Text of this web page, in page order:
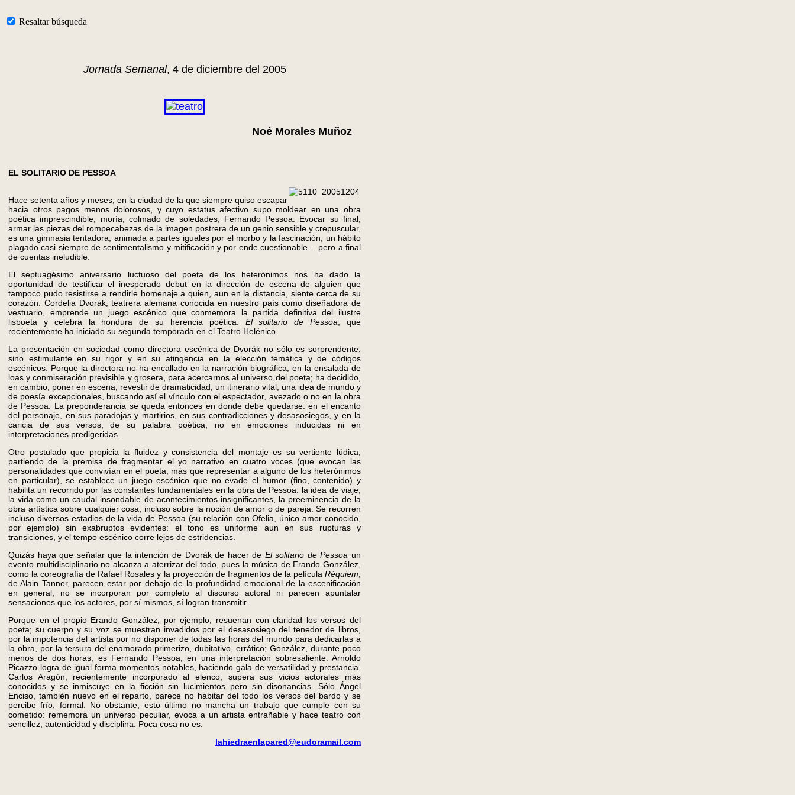
Resaltar búsqueda
Jornada Semanal, 4 de diciembre del 2005
Noé Morales Muñoz
EL SOLITARIO DE PESSOA
Hace setenta años y meses, en la ciudad de la que siempre quiso escapar
hacia otros pagos menos dolorosos, y cuyo estatus afectivo supo moldear en una obra
poética imprescindible, moría, colmado de soledades, Fernando Pessoa. Evocar su final,
armar las piezas del rompecabezas de la imagen postrera de un genio sensible y crepuscular,
es una gimnasia tentadora, animada a partes iguales por el morbo y la fascinación, un hábito
plagado casi siempre de sentimentalismo y mitificación y por ende cuestionable… pero a final
de cuentas ineludible.
El septuagésimo aniversario luctuoso del poeta de los heterónimos nos ha dado la
oportunidad de testificar el inesperado debut en la dirección de escena de alguien que
tampoco pudo resistirse a rendirle homenaje a quien, aun en la distancia, siente cerca de su
corazón: Cordelia Dvorák, teatrera alemana conocida en nuestro país como diseñadora de
vestuario, emprende un juego escénico que conmemora la partida definitiva del ilustre
lisboeta y celebra la hondura de su herencia poética: El solitario de Pessoa , que
recientemente ha iniciado su segunda temporada en el Teatro Helénico.
La presentación en sociedad como directora escénica de Dvorák no sólo es sorprendente,
sino estimulante en su rigor y en su atingencia en la elección temática y de códigos
escénicos. Porque la directora no ha encallado en la narración biográfica, en la ensalada de
loas y conmiseración previsible y grosera, para acercarnos al universo del poeta; ha decidido,
en cambio, poner en escena, revestir de dramaticidad, un itinerario vital, una idea de mundo y
de poesía excepcionales, buscando así el vínculo con el espectador, avezado o no en la obra
de Pessoa. La preponderancia se queda entonces en donde debe quedarse: en el encanto
del personaje, en sus paradojas y martirios, en sus contradicciones y desasosiegos, y en la
caricia de sus versos, de su palabra poética, no en emociones inducidas ni en
interpretaciones predigeridas.
Otro postulado que propicia la fluidez y consistencia del montaje es su vertiente lúdica;
partiendo de la premisa de fragmentar el yo narrativo en cuatro voces (que evocan las
personalidades que convivían en el poeta, más que representar a alguno de los heterónimos
en particular), se establece un juego escénico que no evade el humor (fino, contenido) y
habilita un recorrido por las constantes fundamentales en la obra de Pessoa: la idea de viaje,
la vida como un caudal insondable de acontecimientos insignificantes, la preeminencia de la
obra artística sobre cualquier cosa, incluso sobre la noción de amor o de pareja. Se recorren
incluso diversos estadios de la vida de Pessoa (su relación con Ofelia, único amor conocido,
por ejemplo) sin exabruptos evidentes: el tono es uniforme aun en sus rupturas y
transiciones, y el tempo escénico corre lejos de estridencias.
Quizás haya que señalar que la intención de Dvorák de hacer de El solitario de Pessoa un
evento multidisciplinario no alcanza a aterrizar del todo, pues la música de Erando González,
como la coreografía de Rafael Rosales y la proyección de fragmentos de la película Réquiem
de Alain Tanner, parecen estar por debajo de la profundidad emocional de la escenificación
en general; no se incorporan por completo al discurso actoral ni parecen apuntalar
sensaciones que los actores, por sí mismos, sí logran transmitir.
Porque en el propio Erando González, por ejemplo, resuenan con claridad los versos del
poeta; su cuerpo y su voz se muestran invadidos por el desasosiego del tenedor de libros,
por la impotencia del artista por no disponer de todas las horas del mundo para dedicarlas a
la obra, por la tersura del enamorado primerizo, dubitativo, errático; González, durante poco
menos de dos horas, es Fernando Pessoa, en una interpretación sobresaliente. Arnoldo
Picazzo logra de igual forma momentos notables, haciendo gala de versatilidad y prestancia.
Carlos Aragón, recientemente incorporado al elenco, supera sus vicios actorales más
conocidos y se inmiscuye en la ficción sin lucimientos pero sin disonancias. Sólo Ángel
Enciso, también nuevo en el reparto, parece no habitar del todo los versos del bardo y se
percibe frío, formal. No obstante, esto último no mancha un trabajo que cumple con su
cometido: rememora un universo peculiar, evoca a un artista entrañable y hace teatro con
sencillez, autenticidad y disciplina. Poca cosa no es.
lahiedraenlapared@eudoramail.com